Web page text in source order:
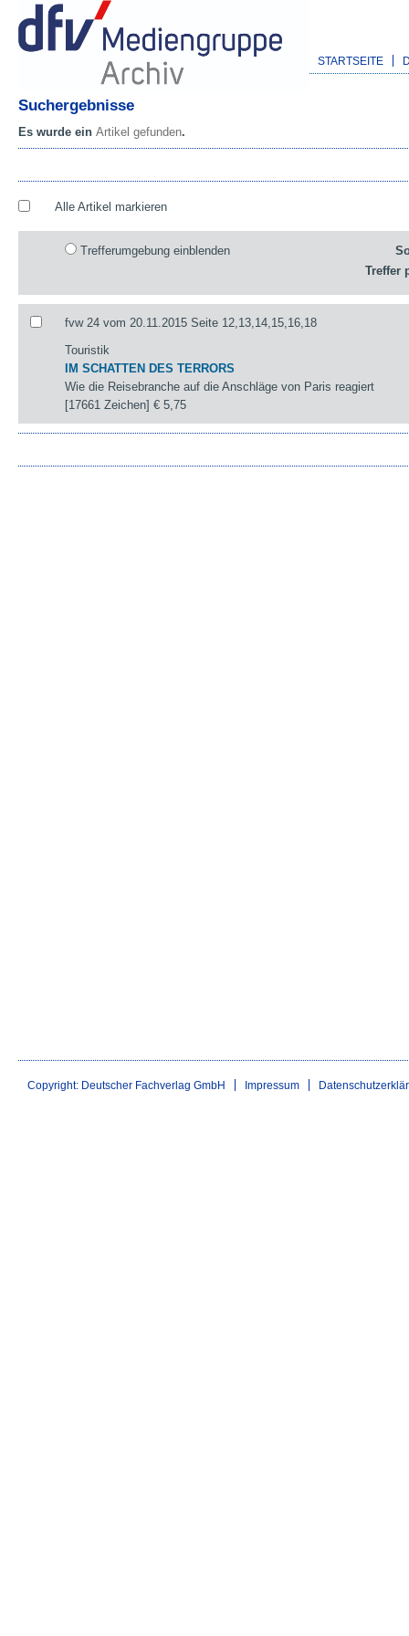
STARTSEITE
Suchergebnisse
Es wurde ein Artikel gefunden.
Alle Artikel markieren
Trefferumgebung einblenden
Treffer
fvw 24 vom 20.11.2015 Seite 12,13,14,15,16,18
Touristik
IM SCHATTEN DES TERRORS
Wie die Reisebranche auf die Anschläge von Paris reagiert
[17661 Zeichen]€ 5,75
Copyright: Deutscher Fachverlag GmbH Impressum